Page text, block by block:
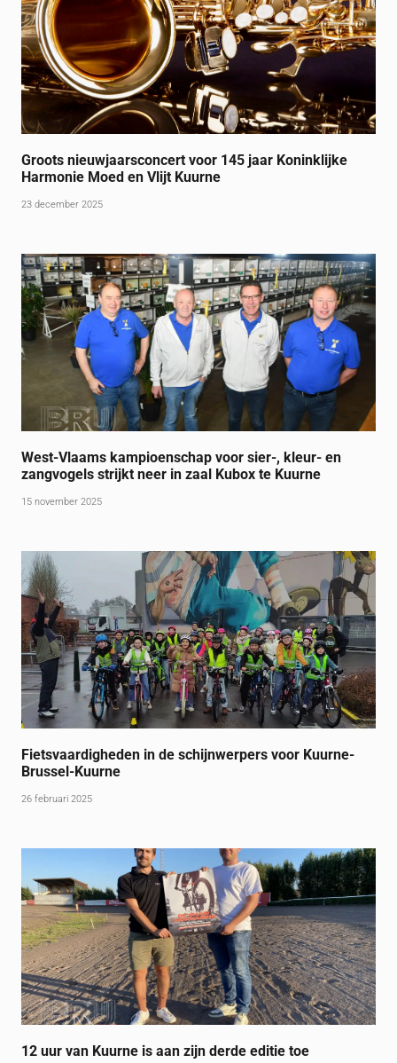
Groots nieuwjaarsconcert voor 145 jaar Koninklijke
Harmonie Moed en Vlijt Kuurne
23 december 2025
West-Vlaams kampioenschap voor sier-, kleur- en
zangvogels strijkt neer in zaal Kubox te Kuurne
15 november 2025
Fietsvaardigheden in de schijnwerpers voor Kuurne-
Brussel-Kuurne
26 februari 2025
12 uur van Kuurne is aan zijn derde editie toe